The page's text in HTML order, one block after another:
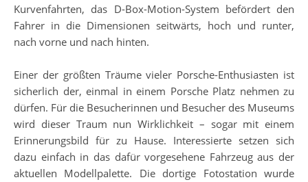
Kurvenfahrten, das D-Box-Motion-System befördert den
Fahrer in die Dimensionen seitwärts, hoch und runter,
nach vorne und nach hinten.
Einer der größten Träume vieler Porsche-Enthusiasten ist
sicherlich der, einmal in einem Porsche Platz nehmen zu
dürfen. Für die Besucherinnen und Besucher des Museums
wird dieser Traum nun Wirklichkeit – sogar mit einem
Erinnerungsbild für zu Hause. Interessierte setzen sich
dazu einfach in das dafür vorgesehene Fahrzeug aus der
aktuellen Modellpalette. Die dortige Fotostation wurde